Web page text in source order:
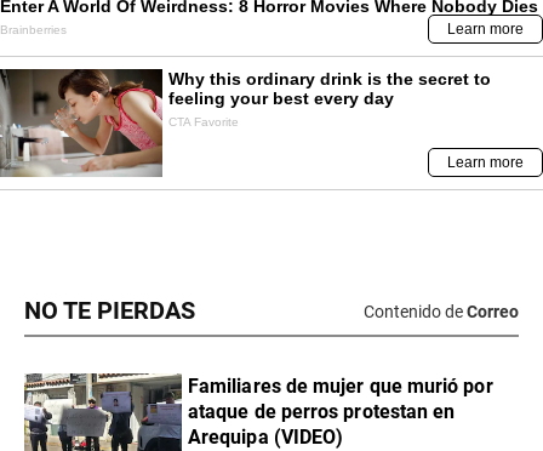
NO TE PIERDAS Contenido deCorreo
Familiares de mujer que murió por
ataque de perros protestan en
Arequipa (VIDEO)